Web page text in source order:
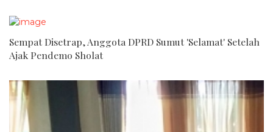
Sempat Disetrap, Anggota DPRD Sumut 'Selamat' Setelah
Ajak Pendemo Sholat